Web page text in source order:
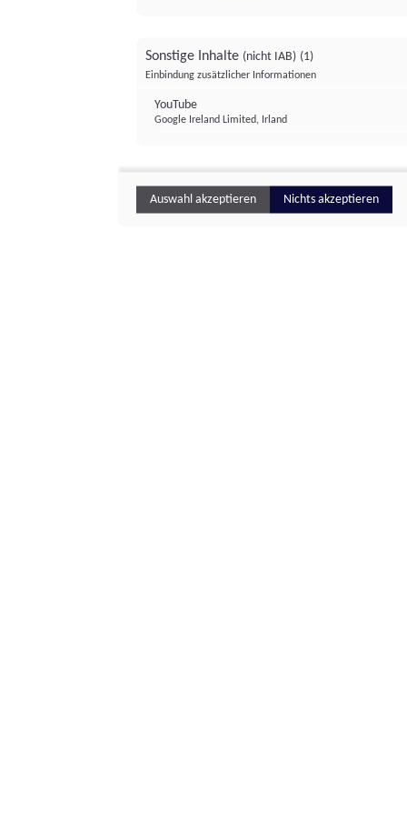
Sonstige Inhalte (nicht IAB) (1)
Einbindung zusätzlicher Informationen
YouTube
Google Ireland Limited, Irland
Auswahl akzeptieren Nichts akzeptieren